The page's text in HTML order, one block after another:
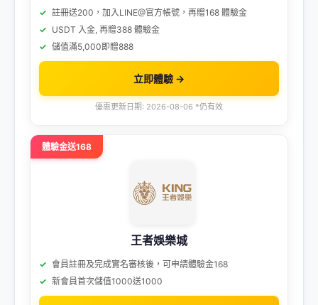
註冊送200，加入LINE@官方帳號，再贈168 體驗金
USDT 入金, 再贈388 體驗金
儲值滿5,000即贈888
立即體驗 →
優惠更新日期: 2026-08-06 *仍有效
體驗金送168
王者娛樂城
會員註冊及完成實名審核後，可申請體驗金168
新會員首次儲值1000送1000